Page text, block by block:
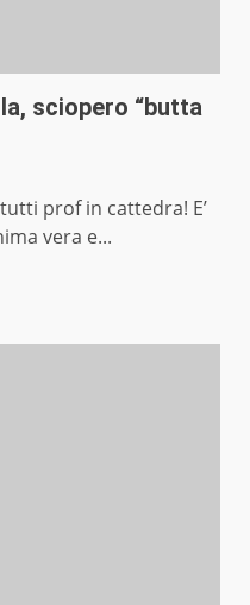
sciopero “butta
prof in cattedra! E’
vera e...